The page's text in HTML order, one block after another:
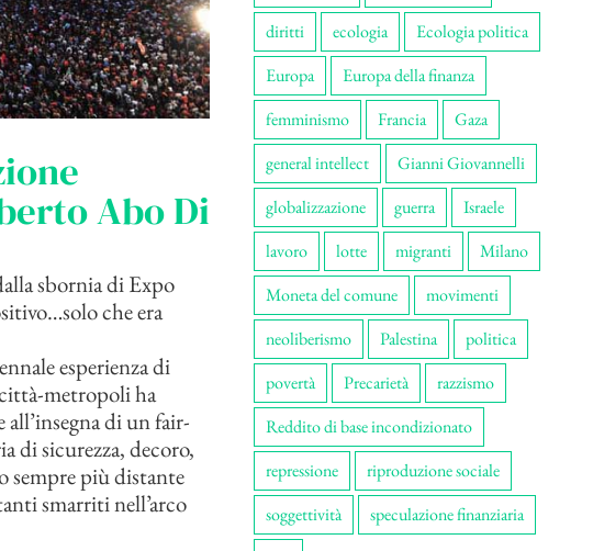
Abo Di
sbornia di Expo
che era
esperienza di
metropoli ha
di un fair-
di sicurezza, decoro,
sempre più distante
smarriti nell’arco
diritti
ecologia
Ecologia politica
Europa
Europa della finanza
femminismo
Francia
Gaza
general intellect
Gianni Giovannelli
globalizzazione
guerra
Israele
lavoro
lotte migranti
Milano
Moneta del comune
movimenti
neoliberismo
Palestina
politica
povertà
Precarietà
razzismo
Reddito di base incondizionato
repressione
riproduzione sociale
soggettività
speculazione finanziaria